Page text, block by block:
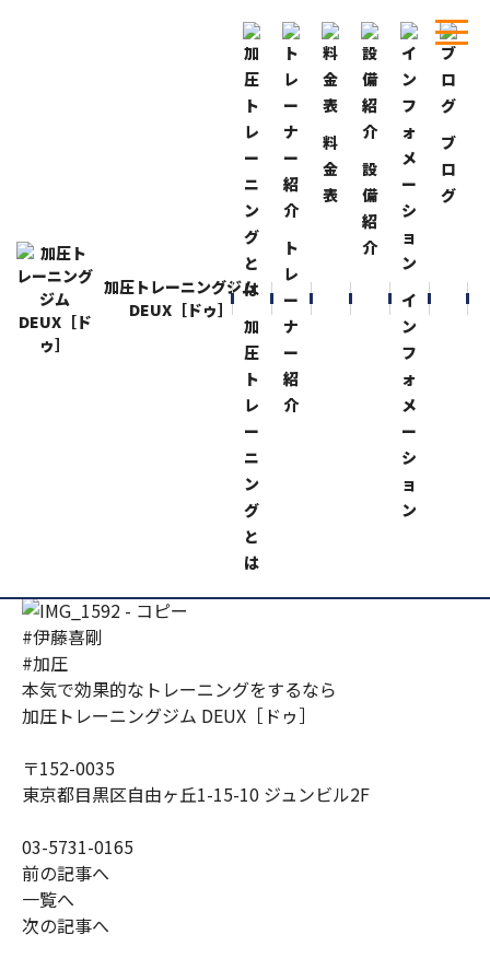
加圧トレーニングジム
DEUX［ドゥ］
加
圧
ト
レ
ー
ニ
ン
グ
と
は
ト
レ
ー
ナ
ー
紹
介
料
金
表
設
備
紹
介
イ
ン
フ
ォ
メ
ー
シ
ョ
ン
ブ
ロ
グ
ダラダラ生活！
2014-10-27
３日間トレーニングしないと食生活までダメになる！
先日『猫ちゃん』から頂いたカップラーメンを
夕食後に食べてしまった！！
カップラーメンは、ほとんど食べないのに！
今日からトレーニング開始！
加圧トレーニングジムＤＥＵＸ https://kaatsu-
#伊藤喜剛
#加圧
本気で効果的なトレーニングをするなら
加圧トレーニングジム DEUX［ドゥ］
〒152-0035
東京都目黒区自由ヶ丘1-15-10 ジュンビル2F
03-5731-0165
前の記事へ
一覧へ
次の記事へ